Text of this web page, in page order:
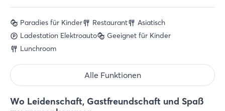
Wo Leidenschaft, Gastfreundschaft und Spaß
Paradies für Kinder Restaurant
Asiatisch
Ladestation Elektroauto
Geeignet für Kinder
Lunchroom
Alle Funktionen